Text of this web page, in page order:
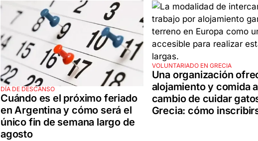
DÍA DE DESCANSO
Cuándo es el próximo feriado
en Argentina y cómo será el
único fin de semana largo de
agosto
VOLUNTARIADO EN GRECIA
Una organización
alojamiento y comida a
cambio de cuidar
Grecia: cómo